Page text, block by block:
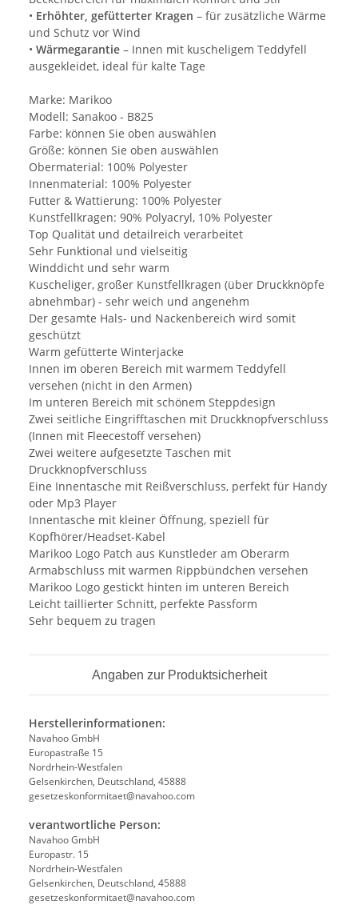
• Erhöhter, gefütterter Kragen – für zusätzliche Wärme
und Schutz vor Wind
• Wärmegarantie – Innen mit kuscheligem Teddyfell
ausgekleidet, ideal für kalte Tage
Marke: Marikoo
Modell: Sanakoo - B825
Farbe: können Sie oben auswählen
Größe: können Sie oben auswählen
Obermaterial: 100% Polyester
Innenmaterial: 100% Polyester
Futter & Wattierung: 100% Polyester
Kunstfellkragen: 90% Polyacryl, 10% Polyester
Top Qualität und detailreich verarbeitet
Sehr Funktional und vielseitig
Winddicht und sehr warm
Kuscheliger, großer Kunstfellkragen (über Druckknöpfe
abnehmbar) - sehr weich und angenehm
Der gesamte Hals- und Nackenbereich wird somit
geschützt
Warm gefütterte Winterjacke
Innen im oberen Bereich mit warmem Teddyfell
versehen (nicht in den Armen)
Im unteren Bereich mit schönem Steppdesign
Zwei seitliche Eingrifftaschen mit Druckknopfverschluss
(Innen mit Fleecestoff versehen)
Zwei weitere aufgesetzte Taschen mit
Druckknopfverschluss
Eine Innentasche mit Reißverschluss, perfekt für Handy
oder Mp3 Player
Innentasche mit kleiner Öffnung, speziell für
Kopfhörer/Headset-Kabel
Marikoo Logo Patch aus Kunstleder am Oberarm
Armabschluss mit warmen Rippbündchen versehen
Marikoo Logo gestickt hinten im unteren Bereich
Leicht taillierter Schnitt, perfekte Passform
Sehr bequem zu tragen
Angaben zur Produktsicherheit
Herstellerinformationen:
Navahoo GmbH
Europastraße 15
Nordrhein-Westfalen
Gelsenkirchen, Deutschland, 45888
gesetzeskonformitaet@navahoo.com
verantwortliche Person:
Navahoo GmbH
Europastr. 15
Nordrhein-Westfalen
Gelsenkirchen, Deutschland, 45888
gesetzeskonformitaet@navahoo.com